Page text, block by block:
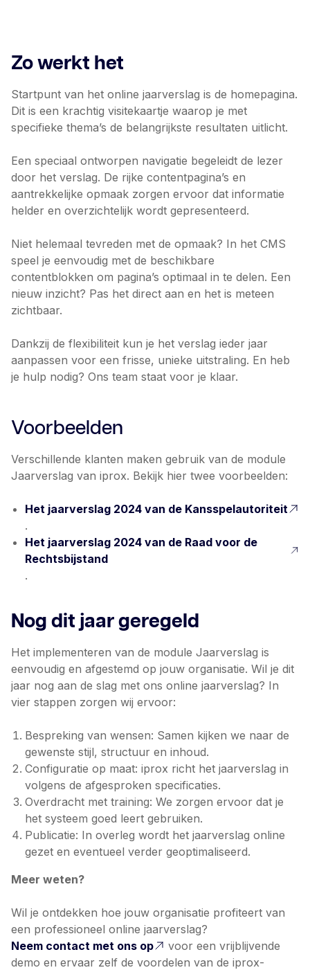
Zo werkt het
Startpunt van het online jaarverslag is de homepagina.
Dit is een krachtig visitekaartje waarop je met
specifieke thema’s de belangrijkste resultaten uitlicht.
Een speciaal ontworpen navigatie begeleidt de lezer
door het verslag. De rijke contentpagina’s en
aantrekkelijke opmaak zorgen ervoor dat informatie
helder en overzichtelijk wordt gepresenteerd.
Niet helemaal tevreden met de opmaak? In het CMS
speel je eenvoudig met de beschikbare
contentblokken om pagina’s optimaal in te delen. Een
nieuw inzicht? Pas het direct aan en het is meteen
zichtbaar.
Dankzij de flexibiliteit kun je het verslag ieder jaar
aanpassen voor een frisse, unieke uitstraling. En heb
je hulp nodig? Ons team staat voor je klaar.
Voorbeelden
Verschillende klanten maken gebruik van de module
Jaarverslag van iprox. Bekijk hier twee voorbeelden:
Het jaarverslag 2024 van de Kansspelautoriteit
.
Het jaarverslag 2024 van de Raad voor de
Rechtsbijstand
.
Nog dit jaar geregeld
Het implementeren van de module Jaarverslag is
eenvoudig en afgestemd op jouw organisatie. Wil je dit
jaar nog aan de slag met ons online jaarverslag? In
vier stappen zorgen wij ervoor:
Bespreking van wensen: Samen kijken we naar de
gewenste stijl, structuur en inhoud.
Configuratie op maat: iprox richt het jaarverslag in
volgens de afgesproken specificaties.
Overdracht met training: We zorgen ervoor dat je
het systeem goed leert gebruiken.
Publicatie: In overleg wordt het jaarverslag online
gezet en eventueel verder geoptimaliseerd.
Meer weten?
Wil je ontdekken hoe jouw organisatie profiteert van
een professioneel online jaarverslag?
Neem contact met ons op
voor een vrijblijvende
demo en ervaar zelf de voordelen van de iprox-